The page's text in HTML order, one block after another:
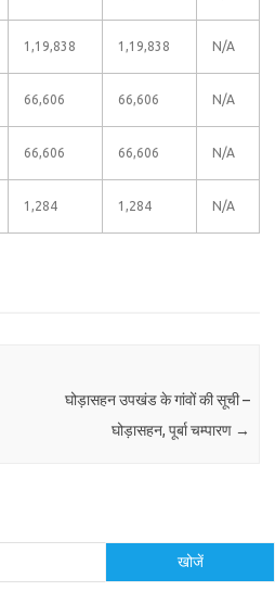
1,19,838 1,19,838 N/A
66,606 66,606 N/A
66,606 66,606 N/A
1,284 1,284 N/A
घोड़ासहन उपखंड के गांवों की सूची –
घोड़ासहन, पूर्बा चम्पारण →
खोजें